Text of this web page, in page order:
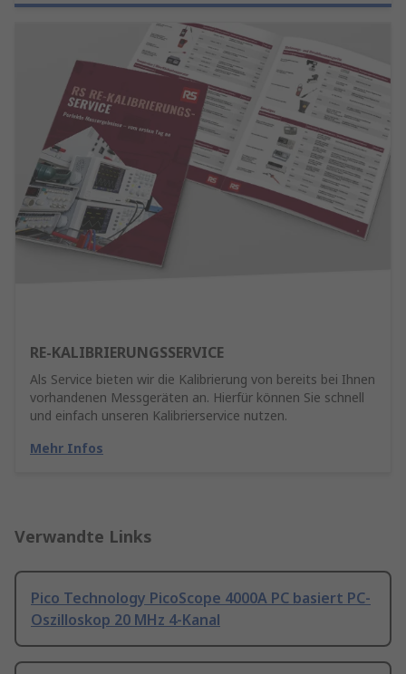
RE-KALIBRIERUNGSSERVICE
Als Service bieten wir die Kalibrierung von bereits bei Ihnen
vorhandenen Messgeräten an. Hierfür können Sie schnell
und einfach unseren Kalibrierservice nutzen.
Mehr Infos
Verwandte Links
Pico Technology PicoScope 4000A PC basiert PC-
Oszilloskop 20 MHz 4-Kanal